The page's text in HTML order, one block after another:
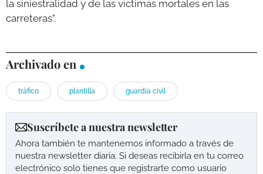
la siniestralidad y de las víctimas mortales en las
carreteras".
Archivado en
tráfico plantilla guardia civil
Suscríbete a nuestra newsletter
Ahora también te mantenemos informado a través de
nuestra newsletter diaria. Si deseas recibirla en tu correo
electrónico solo tienes que registrarte como usuario